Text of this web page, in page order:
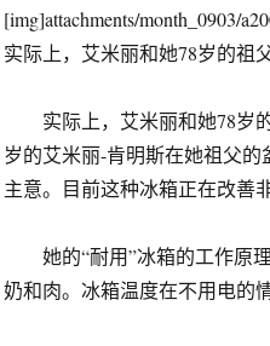
[img]attachments/month_0903/
实际上，艾米丽和她78岁的祖
实际上，艾米丽和她78岁的
岁的艾米丽-肯明斯在她祖父
主意。目前这种冰箱正在改善
她的“耐用”冰箱的工作原理
奶和肉。冰箱温度在不用电的